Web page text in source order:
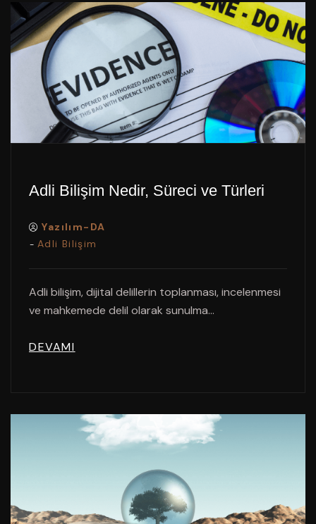
Adli Bilişim Nedir, Süreci ve Türleri
Yazılım-DA
- Adli Bilişim
Adli bilişim, dijital delillerin toplanması, incelenmesi
ve mahkemede delil olarak sunulma...
DEVAMI